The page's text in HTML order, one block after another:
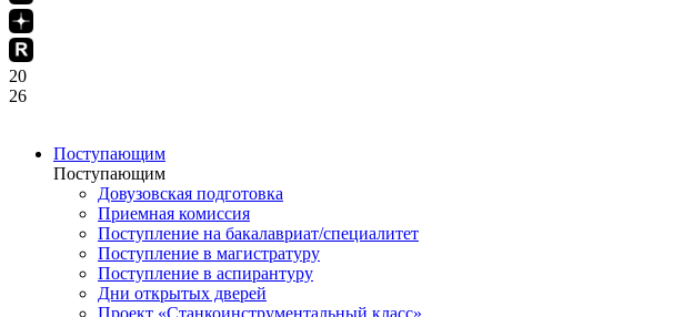
20
26
Поступающим
Поступающим
Довузовская подготовка
Приемная комиссия
Поступление на бакалавриат/специалитет
Поступление в магистратуру
Поступление в аспирантуру
Дни открытых дверей
Проект «Станкоинструментальный класс»